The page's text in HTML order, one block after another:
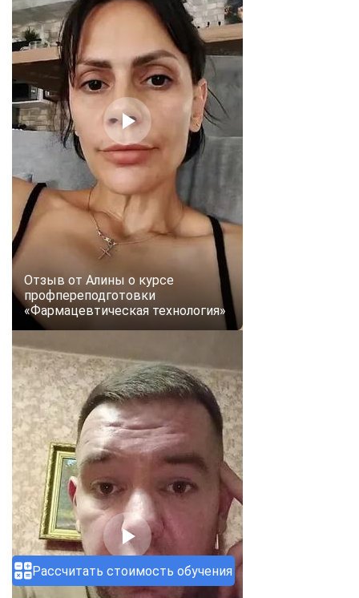
Рассчитать стоимость обучения
Отзыв от Алины о курсе
профпереподготовки
«Фармацевтическая технология»